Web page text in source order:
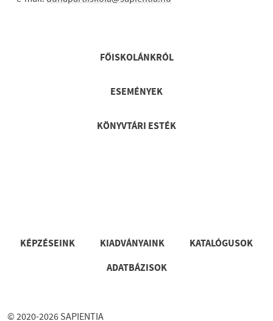
Lábléc gyorsFŐISKOLÁNKRÓL
ESEMÉNYEK
KÖNYVTÁRI ESTÉK
Lábléc
KÉPZÉSEINK KIADVÁNYAINK
KATALÓGUSOK
ADATBÁZISOK
© 2020-2026 SAPIENTIA